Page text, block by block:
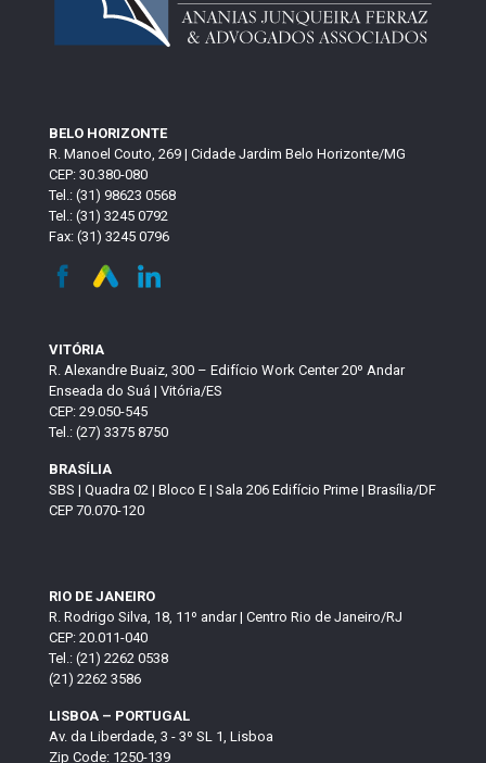
BELO HORIZONTE
R. Manoel Couto, 269 | Cidade Jardim Belo Horizonte/MG
CEP: 30.380-080
Tel.: (31) 98623 0568
Tel.: (31) 3245 0792
Fax: (31) 3245 0796
VITÓRIA
R. Alexandre Buaiz, 300 – Edifício Work Center 20º Andar
Enseada do Suá | Vitória/ES
CEP: 29.050-545
Tel.: (27) 3375 8750
BRASÍLIA
SBS | Quadra 02 | Bloco E | Sala 206 Edifício Prime | Brasília/DF
CEP 70.070-120
RIO DE JANEIRO
R. Rodrigo Silva, 18, 11º andar | Centro Rio de Janeiro/RJ
CEP: 20.011-040
Tel.: (21) 2262 0538
(21) 2262 3586
LISBOA – PORTUGAL
Av. da Liberdade, 3 - 3º SL 1, Lisboa
Zip Code: 1250-139